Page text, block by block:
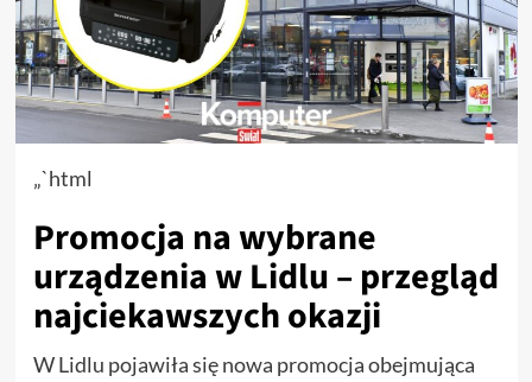
„`html
Promocja na wybrane
urządzenia w Lidlu – przegląd
najciekawszych okazji
W Lidlu pojawiła się nowa promocja obejmująca